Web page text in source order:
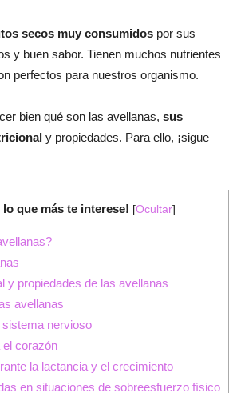
secos muy consumidos por sus
y buen sabor. Tienen muchos nutrientes
perfectos para nuestros organismo.
bien qué son las avellanas, sus
y propiedades. Para ello, ¡sigue
lo que más te interese! [Ocultar]
y propiedades de las avellanas
avellanas
nervioso
corazón
la lactancia y el crecimiento
en situaciones de sobreesfuerzo físico